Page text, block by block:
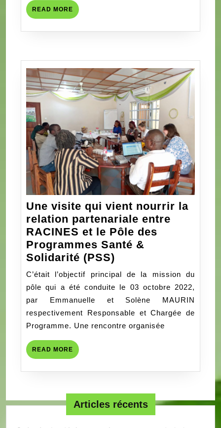
femmes
outillés
pour
financière
à
Savalou,
Bantè,
et
Ouèssè
READ MORE READ
MORE
Une visite qui vient nourrir la
relation partenariale entre
RACINES et le Pôle des
Programmes Santé &
Solidarité (PSS)
visite
qui
vient
nourrir
la
relation
RACINES
le
Pôle
C’était l’objectif principal de la mission du
pôle qui a été conduite le 03 octobre 2022,
par Emmanuelle et Solène MAURIN
respectivement Responsable et Chargée de
Programme. Une rencontre organisée
READ MORE READ
MORE
Articles récents